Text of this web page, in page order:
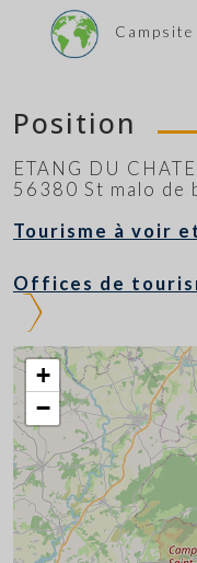
Campsite
Position
ETANG DU
56380 St malo de
Tourisme à voir
Offices de
+
−